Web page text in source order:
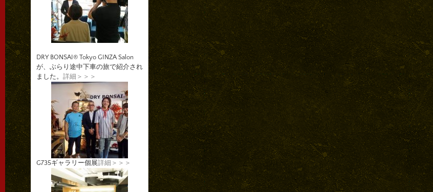
DRY BONSAI® Tokyo GINZA Salon
が、ぶらり途中下車の旅で紹介され
ました。 詳細＞＞＞
G735ギャラリー個展詳細＞＞＞